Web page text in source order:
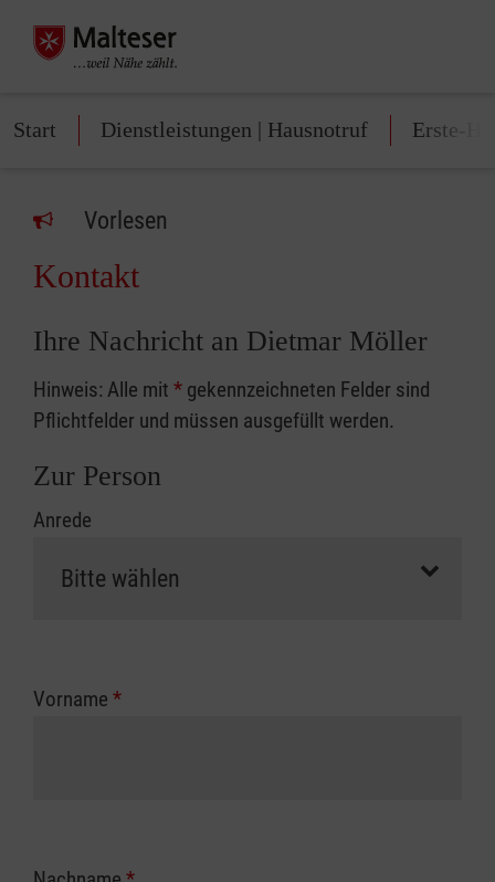
Start Dienstleistungen | Hausnotruf Erste-
Vorlesen
Kontakt
Ihre Nachricht an Dietmar Möller
Hinweis: Alle mit * gekennzeichneten Felder sind
Pflichtfelder und müssen ausgefüllt werden.
Zur Person
Anrede
Vorname *